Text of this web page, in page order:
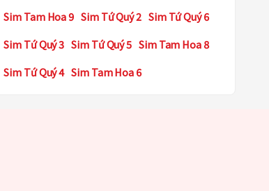
Sim Tam Hoa 9 Sim Tứ Quý 2 Sim Tứ Quý 6
Sim Tứ Quý 3 Sim Tứ Quý 5 Sim Tam Hoa 8
Sim Tứ Quý 4 Sim Tam Hoa 6